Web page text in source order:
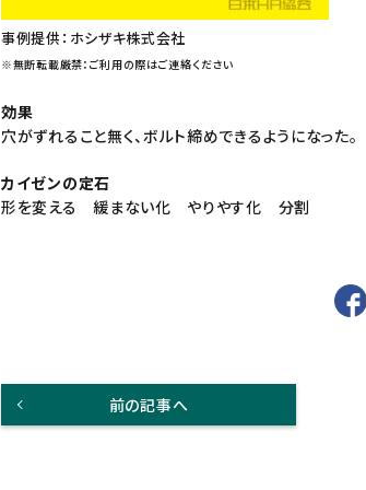
事例提供：ホシザキ株式会社
※無断転載厳禁：ご利用の際はご連絡ください
効果
穴がずれること無く、ボルト締めできるようになった。
カイゼンの定石
形を変える 緩まない化 やりやす化 分割
前の記事へ